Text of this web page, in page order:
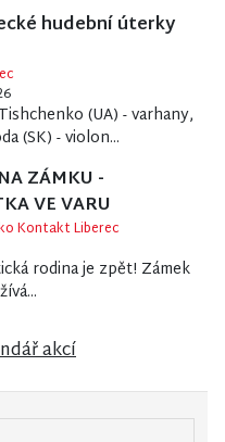
hudební úterky
(UA) - varhany,
(SK) - violon...
ZÁMKU -
VE VARU
Kontakt Liberec
rodina je zpět! Zámek
akcí